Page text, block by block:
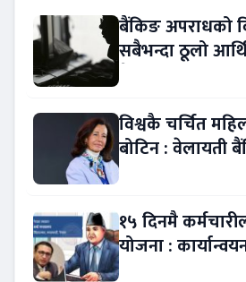
बैंकिङ अपराधको
सबैभन्दा ठूलो
विश्वकै चर्चित
बोटिन : वेलायती
१५ दिनमै
योजना :